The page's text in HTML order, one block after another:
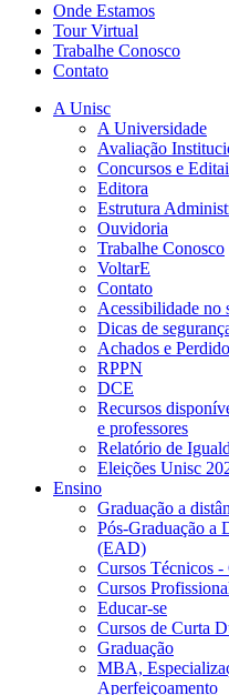
Onde Estamos
Tour Virtual
Trabalhe Conosco
Contato
A Unisc
A Universidade
Avaliação
Concursos e
Editora
Estrutura
Ouvidoria
Trabalhe Conosco
VoltarE
Contato
Acessibilidade no
Dicas de
Achados e
RPPN
DCE
Recursos
e professores
Relatório de
Eleições Unisc
Ensino
Graduação a
Pós-Graduação a
(EAD)
Cursos Técnicos
Cursos
Educar-se
Cursos de Curta
Graduação
MBA,
Aperfeiçoamento